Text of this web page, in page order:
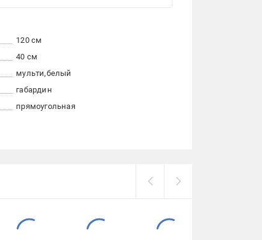
120 см
40 см
мульти белый
габардин
прямоугольная